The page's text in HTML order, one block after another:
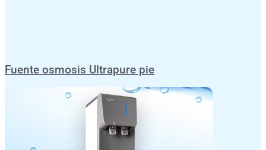
Fuente osmosis Ultrapure pie